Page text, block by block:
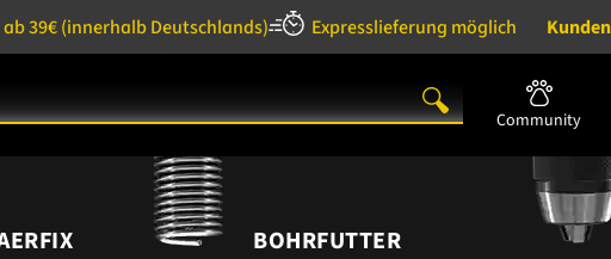
39€(innerhalb Deutschlands) Expresslieferung möglich
Community
BOHRFUTTER